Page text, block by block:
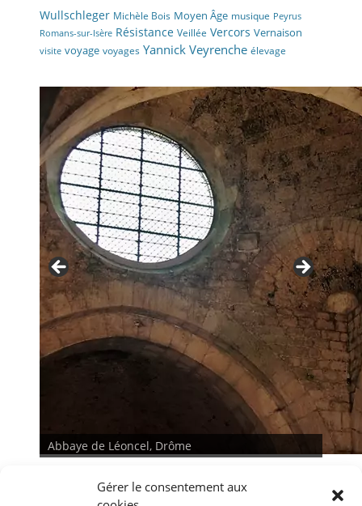
Gérer le consentement aux
Wullschleger Michèle Bois Moyen Âge musique Peyrus
Romans-sur-Isère Résistance Veillée Vercors Vernaison
visite voyage voyages Yannick Veyrenche élevage
Abbaye de Léoncel, Drôme